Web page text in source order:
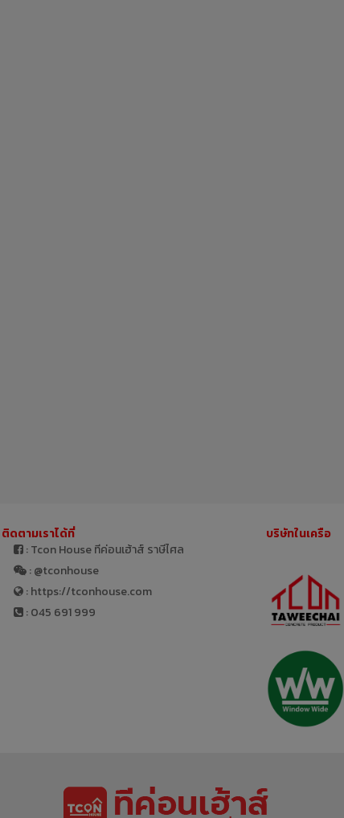
ติดตามเราได้ที่
: Tcon House ทีค่อนเฮ้าส์ ราษีไศล
: @tconhouse
: https://tconhouse.com
: 045 691 999
บริษัทในเครือ